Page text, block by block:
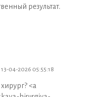
результат.
04-2026 05:55:18
<a